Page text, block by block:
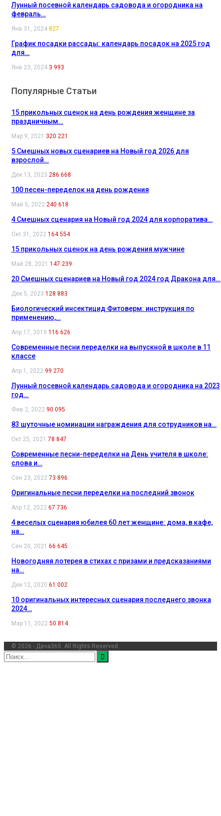
Лунный посевной календарь садовода и огородника на
февраль…
Янв 31, 2024 827
График посадки рассады: календарь посадок на 2025 год
для…
Янв 23, 2024 3 993
Популярные Статьи
15 прикольных сценок на день рождения женщине за
праздничным…
Мар 9, 2021 320 221
5 Смешных новых сценариев на Новый год 2026 для
взрослой…
Дек 13, 2023 286 668
100 песен-переделок на день рождения
Май 5, 2022 240 618
4 Смешных сценария на Новый год 2024 для корпоратива…
Окт 31, 2022 164 554
15 прикольных сценок на день рождения мужчине
Май 28, 2021 147 239
20 Смешных сценариев на Новый год 2024 год Дракона для…
Дек 5, 2023 128 883
Биологический инсектицид Фитоверм: инструкция по
применению,…
Апр 17, 2019 116 626
Современные песни переделки на выпускной в школе в 11
классе
Апр 1, 2022 99 270
Лунный посевной календарь садовода и огородника на 2023
год…
Фев 2, 2022 90 095
83 шуточные номинации награждения для сотрудников на…
Окт 25, 2021 78 847
Современные песни-переделки на День учителя в школе:
слова и…
Сен 23, 2022 73 896
Оригинальные песни переделки на последний звонок
Апр 12, 2022 67 736
4 веселых сценария юбилея 60 лет женщине: дома, в кафе,
на…
Сен 20, 2021 66 645
Новогодняя лотерея в стихах с призами и предсказаниями
на…
Дек 12, 2020 61 002
10 оригинальных интересных сценария последнего звонка
2024…
Мар 11, 2022 50 814
© 2026 - Дача365. All Rights Reserved.